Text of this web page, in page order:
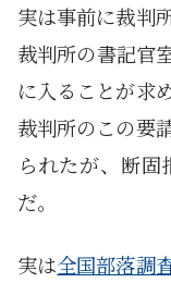
実は事前に裁判
裁判所の書記官
に入ることが求
裁判所のこの要
られたが、断
だ。
実は全国部落調